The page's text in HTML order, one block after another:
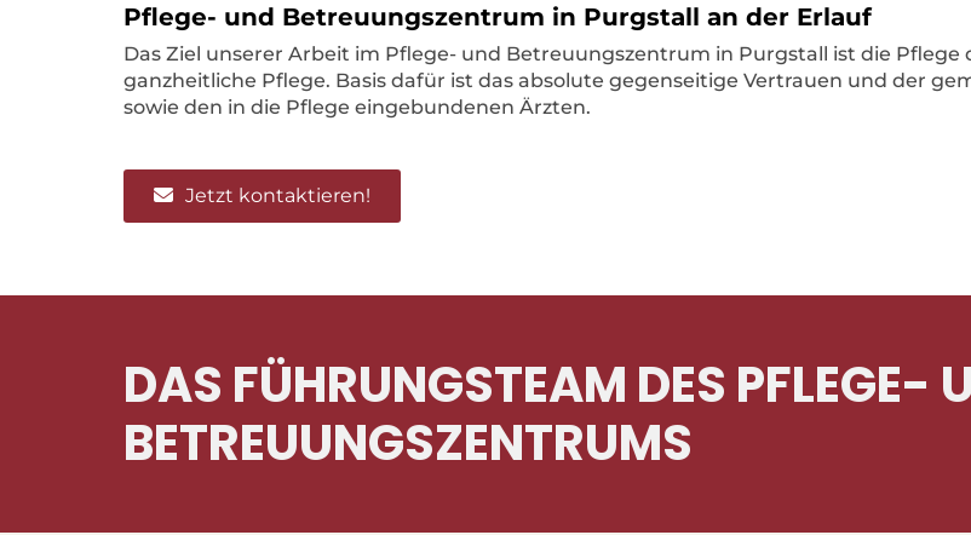
Pflege- und Betreuungszentrum in Purgstall an der Erlauf
Das Ziel unserer Arbeit im Pflege- und Betreuungszentrum in Purgstall ist die Pflege
ganzheitliche Pflege. Basis dafür ist das absolute gegenseitige Vertrauen und der
sowie den in die Pflege eingebundenen Ärzten.
Jetzt kontaktieren!
DAS FÜHRUNGSTEAM DES PFLEGE-
BETREUUNGSZENTRUMS